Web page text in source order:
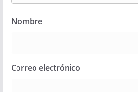
Nombre
Correo electrónico